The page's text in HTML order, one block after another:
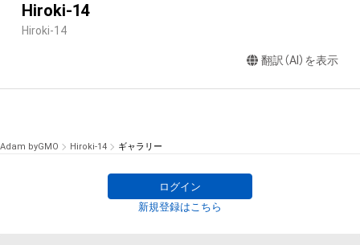
Hiroki-14
Hiroki-14
翻訳（AI）を表示
Adam byGMO Hiroki-14 ギャラリー
ログイン
新規登録はこちら